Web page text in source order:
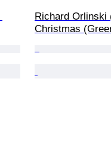
Richard Orlinski
Christmas